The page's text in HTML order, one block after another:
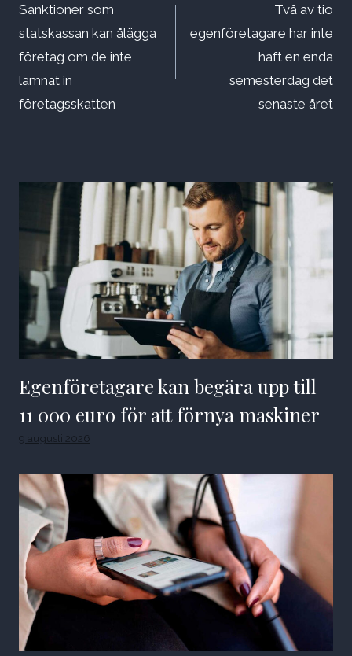
Sanktioner som
statskassan kan ålägga
företag om de inte
lämnat in
företagsskatten
Två av tio
egenföretagare har inte
haft en enda
semesterdag det
senaste året
Egenföretagare kan begära upp till
11 000 euro för att förnya maskiner
9 augusti 2026